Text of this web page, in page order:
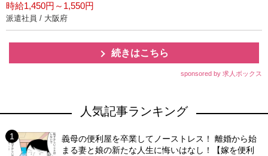
時給1,450円～1,550円
派遣社員 / 大阪府
続きはこちら
sponsored by 求人ボックス
人気記事ランキング
義母の便利屋を卒業してノーストレス！ 離婚から始
まる妻と娘の新たな人生に悔いはなし！【嫁を便利